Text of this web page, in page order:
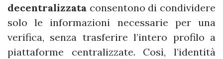
decentralizzata consentono di condividere
solo le informazioni necessarie per una
verifica, senza trasferire l’intero profilo a
piattaforme centralizzate. Così, l’identità